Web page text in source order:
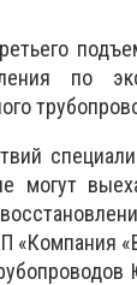
по
могут